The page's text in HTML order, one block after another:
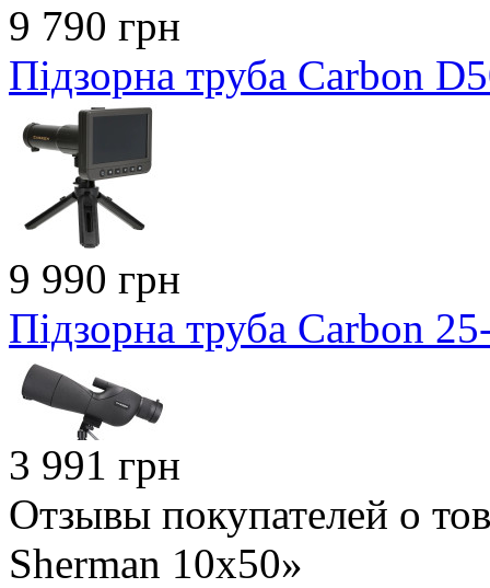
9 790 грн
Підзорна труба Carbon
9 990 грн
Підзорна труба Carbon
3 991 грн
Отзывы покупателей о
Sherman 10x50»